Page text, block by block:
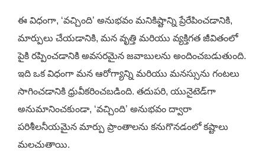
ఈ విధంగా, ‘వచ్చింది’ అనుభవం మనికిష్టాన్ని ప్రేరేపించడానికి,
మార్పులు చేయడానికి, మన వృత్తి మరియు వ్యక్తిగత జీవితంలో
పైకి రప్పించడానికి అవసరమైన జవాబులను అందించబడుతుంది.
ఇది ఒక విధంగా మన ఆరోగ్యాన్ని మరియు మనస్సును గంటలు
సాగించడానికి ధ్రువీకరించబడింది. తదుపరి, యునైటెడ్‌గా
అనుమానించకుండా, ‘వచ్చింది’ అనుభవం ద్వారా
పరిశీలనీయమైన మార్పు ప్రాంతాలను కనుగొనడంలో కష్టాలు
మలచుతాయి.